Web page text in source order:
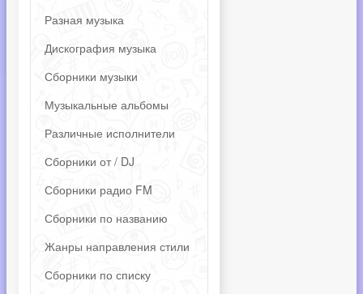
Разная музыка
Дискография музыка
Сборники музыки
Музыкальные альбомы
Различные исполнители
Сборники от / DJ
Сборники радио FM
Сборники по названию
Жанры направления стили
Сборники по списку